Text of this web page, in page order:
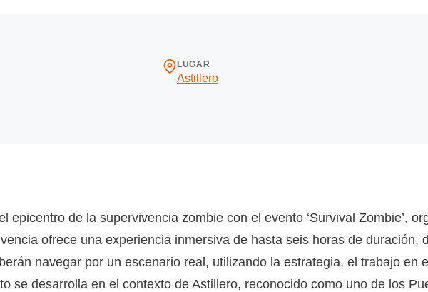
LUGAR
Astillero
epicentro de la supervivencia zombie con el evento ‘Survival Zombie’,
ofrece una experiencia inmersiva de hasta seis horas de duración,
navegar por un escenario real, utilizando la estrategia, el trabajo en
se desarrolla en el contexto de Astillero, reconocido como uno de los